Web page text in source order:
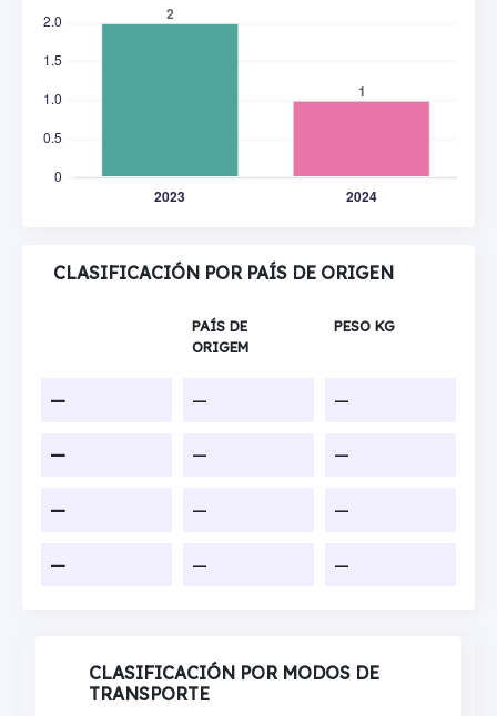
CLASIFICACIÓN POR PAÍS DE ORIGEN
PAÍS DE
ORIGEM
PESO KG
— — —
— — —
— — —
— — —
CLASIFICACIÓN POR MODOS DE
TRANSPORTE